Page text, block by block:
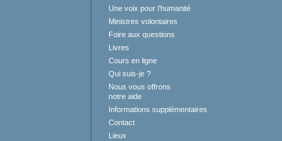
Une voix pour l’humanité
Ministres volontaires
Foire aux questions
Livres
Cours en ligne
Qui suis-je ?
Nous vous offrons
notre aide
Informations supplémentaires
Contact
Lieux